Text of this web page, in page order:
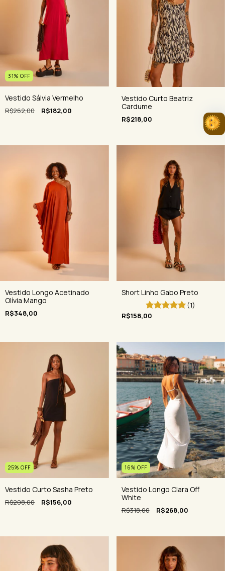
31% OFF
Vestido Sálvia Vermelho
R$262,00 R$182,00
Vestido Curto Beatriz
Cardume
R$218,00
Vestido Longo Acetinado
Olívia Mango
R$348,00
Short Linho Gabo Preto
(1)
R$158,00
25% OFF
Vestido Curto Sasha Preto
R$208,00 R$156,00
16% OFF
Vestido Longo Clara Off
White
R$318,00 R$268,00